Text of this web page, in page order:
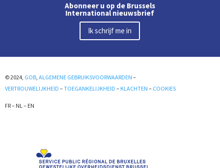
Abonneer u op de Brussels
International nieuwsbrief
Ik schrijf me in
© 2024, GOB, ALGEMENE GEBRUIKSVOORWAARDEN –
VERTROUWELIJKHEID –TOEGANKELIJKHEID – KLACHTEN – COOKIES
FR– NL– EN